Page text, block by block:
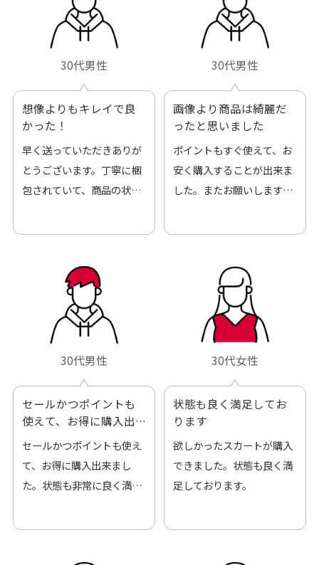
30代男性
想像よりもキレイで良
かった！
早く送っていただきありが
とうございます。丁寧に梱
包されていて、商品の状態
30代男性
画像より商品は綺麗だ
ったと思いました
ポイントもすぐ使えて、お
安く購入することが出来ま
した。またお願いします、
30代男性
セールかつポイントも
使えて、お得に購入出
来ました
セールかつポイントも使え
て、お得に購入出来まし
た。状態も非常に良く満足
30代女性
状態も良く満足してお
ります
欲しかったスカートが購入
できました。状態も良く満
足しております。